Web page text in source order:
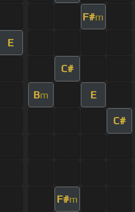
F#m
E
C#
Bm E
C#
F#m